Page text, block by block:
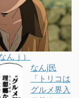
んｊ）
なんj民
「トリコは
グルメ界入